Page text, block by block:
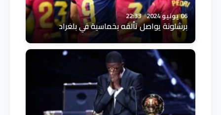
06 يونيو 2024 22:33
برشلونة يواصل تألقه بخماسية في بلغراد